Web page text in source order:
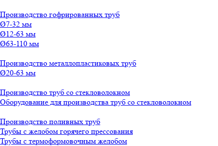
Производство гофрированных труб
Ø7-32 мм
Ø12-63 мм
Ø63-110 мм
Производство металлопластиковых труб
Ø20-63 мм
Производство труб со стекловолокном
Оборудование для производства труб со стекловолокном
Производство поливных труб
Трубы с желобом горячего прессования
Трубы с термоформовочным желобом